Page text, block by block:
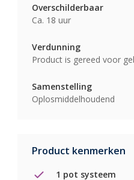
Overschilderbaar
Ca. 18 uur
Verdunning
Product is gereed voor
Samenstelling
Oplosmiddelhoudend
Product kenmerken
1 pot systeem